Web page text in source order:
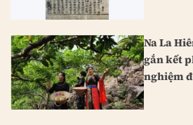
Na La
gắn kết
nghiệm